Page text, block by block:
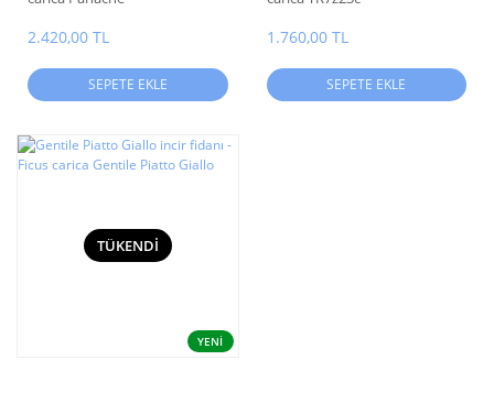
2.420,00 TL
SEPETE EKLE
1.760,00 TL
SEPETE EKLE
YENİ
TÜKENDİ